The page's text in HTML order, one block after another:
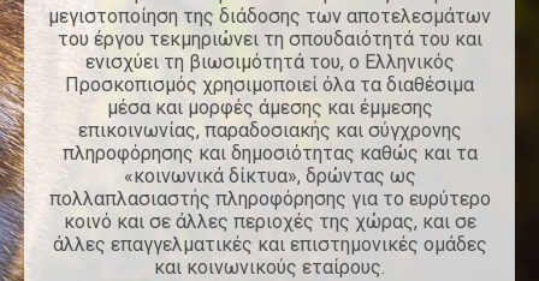
μεγιστοποίηση της διάδοσης των αποτελεσμάτων
του έργου τεκμηριώνει τη σπουδαιότητά του και
ενισχύει τη βιωσιμότητά του, ο Ελληνικός
Προσκοπισμός χρησιμοποιεί όλα τα διαθέσιμα
μέσα και μορφές άμεσης και έμμεσης
επικοινωνίας, παραδοσιακής και σύγχρονης
πληροφόρησης και δημοσιότητας καθώς και τα
«κοινωνικά δίκτυα», δρώντας ως
πολλαπλασιαστής πληροφόρησης για το ευρύτερο
κοινό και σε άλλες περιοχές της χώρας, και σε
άλλες επαγγελματικές και επιστημονικές ομάδες
και κοινωνικούς εταίρους.